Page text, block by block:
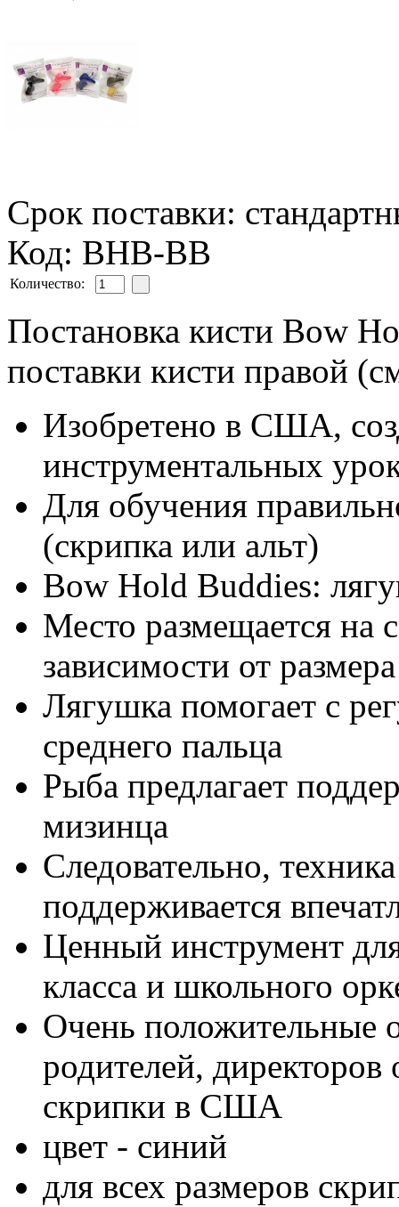
Срок поставки:
Код: BHB-BB
Количество:
Постановка кисти Bow
поставки кисти правой
Изобретено в США,
инструментальных
Для обучения
(скрипка или альт)
Bow Hold Buddies:
Место размещается на
зависимости от
Лягушка помогает с
среднего пальца
Рыба предлагает
мизинца
Следовательно,
поддерживается
Ценный инструмент
класса и школьного
Очень положительные
родителей, директоров
скрипки в США
цвет - синий
для всех размеров